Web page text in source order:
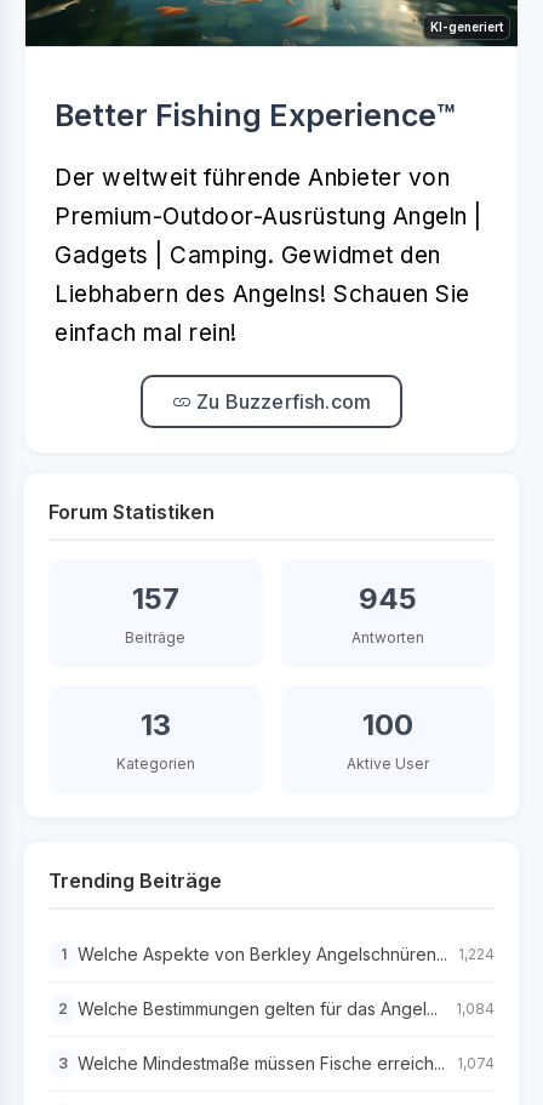
KI-generiert
Better Fishing Experience™️
Der weltweit führende Anbieter von
Premium-Outdoor-Ausrüstung Angeln |
Gadgets | Camping. Gewidmet den
Liebhabern des Angelns! Schauen Sie
einfach mal rein!
Zu Buzzerfish.com
Forum Statistiken
157
Beiträge
945
Antworten
13
Kategorien
100
Aktive User
Trending Beiträge
1 Welche Aspekte von Berkley Angelschnüren... 1,224
2 Welche Bestimmungen gelten für das Angel... 1,084
3 Welche Mindestmaße müssen Fische erreich... 1,074